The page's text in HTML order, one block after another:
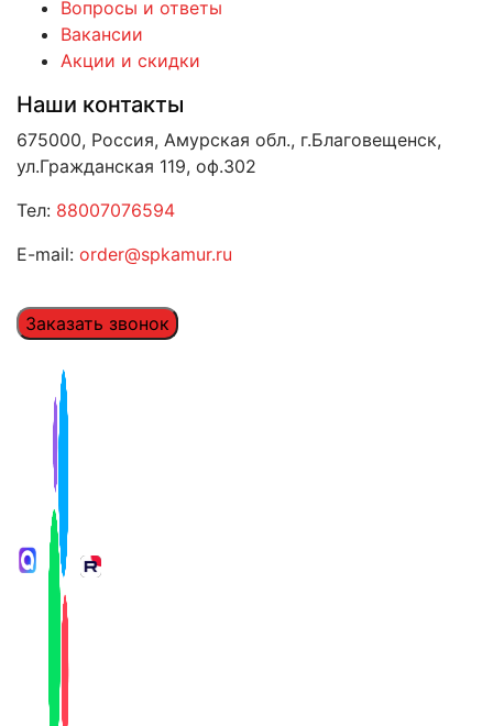
Вопросы и ответы
Вакансии
Акции и скидки
Наши контакты
675000, Россия, Амурская обл., г.Благовещенск,
ул.Гражданская 119, оф.302
Тел: 88007076594
E-mail: order@spkamur.ru
Заказать звонок